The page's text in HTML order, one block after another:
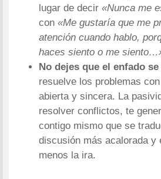
lugar de decir«Nunca me
con«Me gustaría que me
atención cuando hablo,
haces siento o me
No dejes que el enfado
resuelve los problemas
abierta y sincera. La
resolver conflictos, te
contigo mismo que se
discusión más acalorada y
menos la ira.